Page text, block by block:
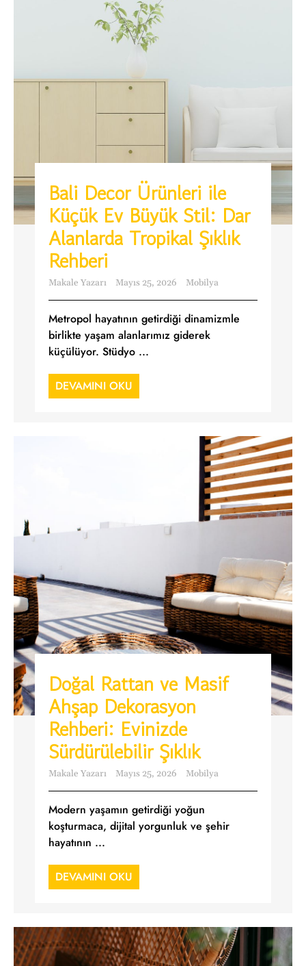
Bali Decor Ürünleri ile
Küçük Ev Büyük Stil: Dar
Alanlarda Tropikal Şıklık
Rehberi
Makale Yazarı Mayıs 25, 2026 Mobilya
Metropol hayatının getirdiği dinamizmle
birlikte yaşam alanlarımız giderek
küçülüyor. Stüdyo ...
DEVAMINI OKU
Doğal Rattan ve Masif
Ahşap Dekorasyon
Rehberi: Evinizde
Sürdürülebilir Şıklık
Makale Yazarı Mayıs 25, 2026 Mobilya
Modern yaşamın getirdiği yoğun
koşturmaca, dijital yorgunluk ve şehir
hayatının ...
DEVAMINI OKU